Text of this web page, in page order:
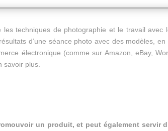
techniques de photographie et le travail avec
d’une séance photo avec des modèles,
électronique (comme sur Amazon, eBay,
savoir plus.
un produit, et peut également servir